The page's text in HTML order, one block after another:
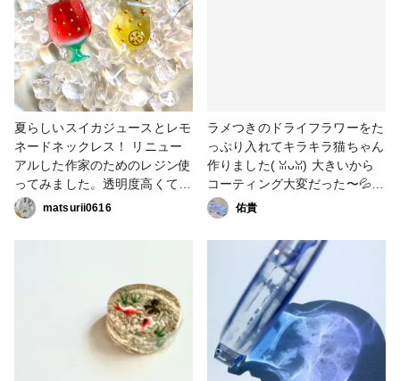
夏らしいスイカジュースとレモ
ネードネックレス！ リニュー
アルした作家のためのレジン使
ってみました。透明度高くてキ
レイ！ #作家のためのレジン大
賞2026 #ネックレス #はじめて
の投稿
matsurii0616
ラメつきのドライフラワーをた
っぷり入れてキラキラ猫ちゃん
作りました(⁠ ⁠ꈍ⁠ᴗ⁠ꈍ⁠) 大きいから
コーティング大変だった〜💦 #
作家のためのレジン大賞2026
佑貴